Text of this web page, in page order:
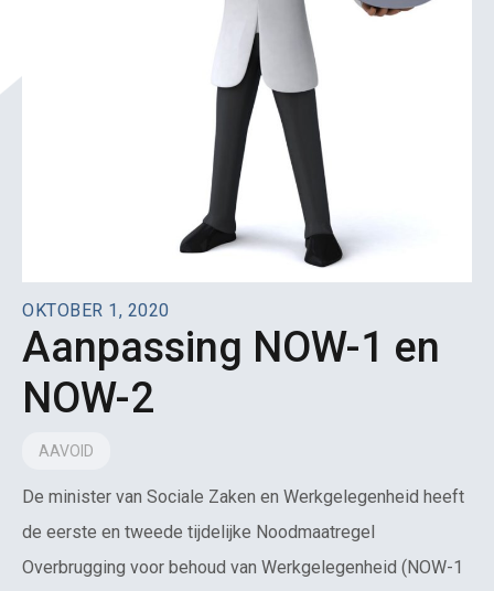
OKTOBER 1, 2020
Aanpassing NOW-1 en
NOW-2
AAVOID
De minister van Sociale Zaken en Werkgelegenheid heeft
de eerste en tweede tijdelijke Noodmaatregel
Overbrugging voor behoud van Werkgelegenheid (NOW-1